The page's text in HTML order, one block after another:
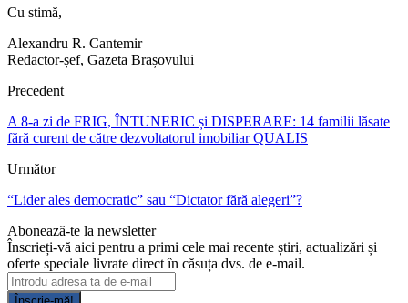
Cu stimă,
Alexandru R. Cantemir
Redactor-șef, Gazeta Brașovului
Precedent
A 8-a zi de FRIG, ÎNTUNERIC și DISPERARE: 14 familii lăsate
fără curent de către dezvoltatorul imobiliar QUALIS
Următor
“Lider ales democratic” sau “Dictator fără alegeri”?
Abonează-te la newsletter
Înscrieți-vă aici pentru a primi cele mai recente știri, actualizări și
oferte speciale livrate direct în căsuța dvs. de e-mail.